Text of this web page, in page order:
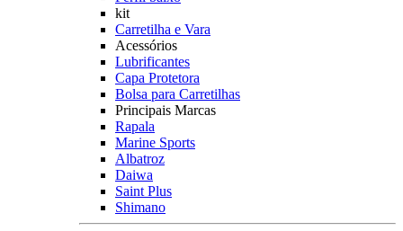
kit
Carretilha e Vara
Acessórios
Lubrificantes
Capa Protetora
Bolsa para Carretilhas
Principais Marcas
Rapala
Marine Sports
Albatroz
Daiwa
Saint Plus
Shimano